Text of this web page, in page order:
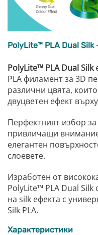
PolyLite™ PLA Dual Silk
PolyLite™ PLA Dual Silk
PLA филамент за 3D
различни цвята,
двуцветен ефект
Перфектният избор
привличащи
елегантен
слоевете.
Изработен от
PolyLite™ PLA Dual Silk
на silk ефекта с
Silk PLA.
Характеристики